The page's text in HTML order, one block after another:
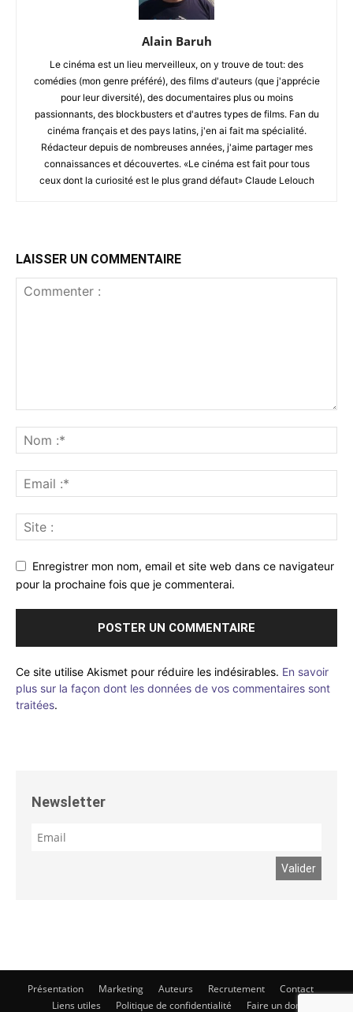
Alain Baruh
Le cinéma est un lieu merveilleux, on y trouve de tout: des
comédies (mon genre préféré), des films d'auteurs (que j'apprécie
pour leur diversité), des documentaires plus ou moins
passionnants, des blockbusters et d'autres types de films. Fan du
cinéma français et des pays latins, j'en ai fait ma spécialité.
Rédacteur depuis de nombreuses années, j'aime partager mes
connaissances et découvertes. «Le cinéma est fait pour tous
ceux dont la curiosité est le plus grand défaut» Claude Lelouch
LAISSER UN COMMENTAIRE
Enregistrer mon nom, email et site web dans ce navigateur
pour la prochaine fois que je commenterai.
Ce site utilise Akismet pour réduire les indésirables. En savoir
plus sur la façon dont les données de vos commentaires sont
traitées.
Newsletter
Présentation Marketing Auteurs Recrutement
Contact
Liens utiles
Politique de confidentialité Faire un don